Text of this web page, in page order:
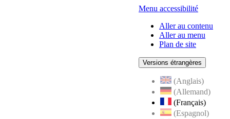
Menu accessibilité
Aller au contenu
Aller au menu
Plan de site
Versions étrangères
(Anglais)
(Allemand)
(Français)
(Espagnol)